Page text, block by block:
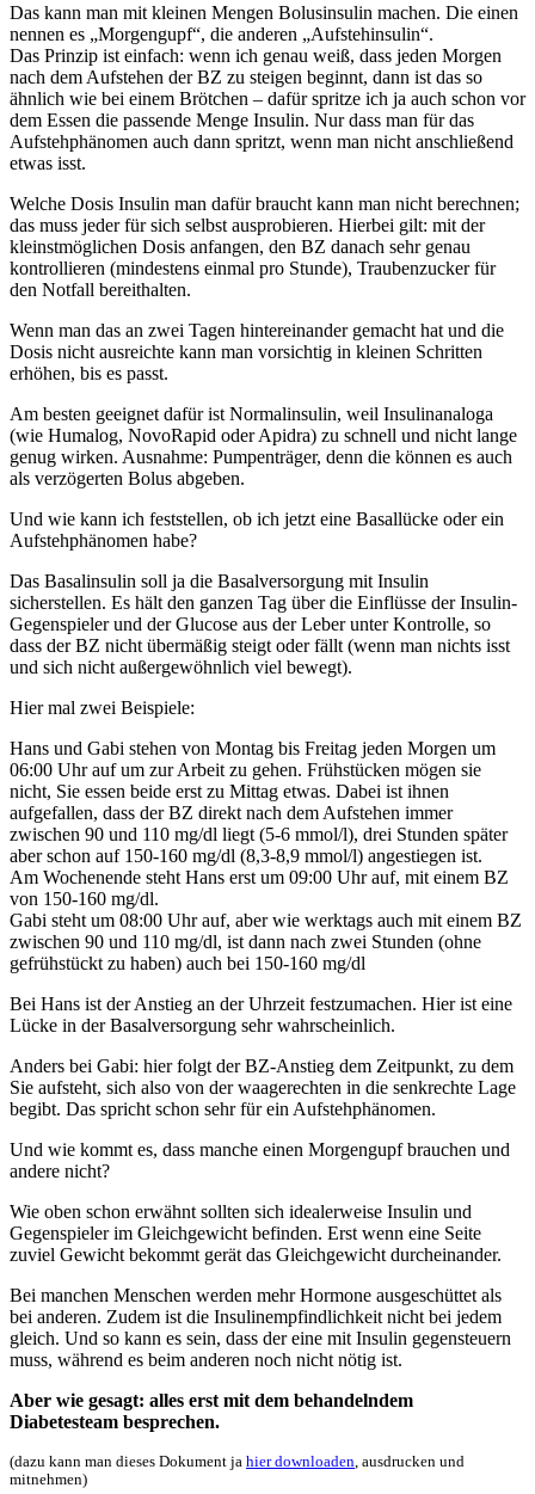
Das kann man mit kleinen Mengen Bolusinsulin machen. Die einen
nennen es „Morgengupf“, die anderen „Aufstehinsulin“.
Das Prinzip ist einfach: wenn ich genau weiß, dass jeden Morgen
nach dem Aufstehen der BZ zu steigen beginnt, dann ist das so
ähnlich wie bei einem Brötchen – dafür spritze ich ja auch schon vor
dem Essen die passende Menge Insulin. Nur dass man für das
Aufstehphänomen auch dann spritzt, wenn man nicht anschließend
etwas isst.
Welche Dosis Insulin man dafür braucht kann man nicht berechnen;
das muss jeder für sich selbst ausprobieren. Hierbei gilt: mit der
kleinstmöglichen Dosis anfangen, den BZ danach sehr genau
kontrollieren (mindestens einmal pro Stunde), Traubenzucker für
den Notfall bereithalten.
Wenn man das an zwei Tagen hintereinander gemacht hat und die
Dosis nicht ausreichte kann man vorsichtig in kleinen Schritten
erhöhen, bis es passt.
Am besten geeignet dafür ist Normalinsulin, weil Insulinanaloga
(wie Humalog, NovoRapid oder Apidra) zu schnell und nicht lange
genug wirken. Ausnahme: Pumpenträger, denn die können es auch
als verzögerten Bolus abgeben.
Und wie kann ich feststellen, ob ich jetzt eine Basallücke oder ein
Aufstehphänomen habe?
Das Basalinsulin soll ja die Basalversorgung mit Insulin
sicherstellen. Es hält den ganzen Tag über die Einflüsse der Insulin-
Gegenspieler und der Glucose aus der Leber unter Kontrolle, so
dass der BZ nicht übermäßig steigt oder fällt (wenn man nichts isst
und sich nicht außergewöhnlich viel bewegt).
Hier mal zwei Beispiele:
Hans und Gabi stehen von Montag bis Freitag jeden Morgen um
06:00 Uhr auf um zur Arbeit zu gehen. Frühstücken mögen sie
nicht, Sie essen beide erst zu Mittag etwas. Dabei ist ihnen
aufgefallen, dass der BZ direkt nach dem Aufstehen immer
zwischen 90 und 110 mg/dl liegt (5-6 mmol/l), drei Stunden später
aber schon auf 150-160 mg/dl (8,3-8,9 mmol/l) angestiegen ist.
Am Wochenende steht Hans erst um 09:00 Uhr auf, mit einem BZ
von 150-160 mg/dl.
Gabi steht um 08:00 Uhr auf, aber wie werktags auch mit einem BZ
zwischen 90 und 110 mg/dl, ist dann nach zwei Stunden (ohne
gefrühstückt zu haben) auch bei 150-160 mg/dl
Bei Hans ist der Anstieg an der Uhrzeit festzumachen. Hier ist eine
Lücke in der Basalversorgung sehr wahrscheinlich.
Anders bei Gabi: hier folgt der BZ-Anstieg dem Zeitpunkt, zu dem
Sie aufsteht, sich also von der waagerechten in die senkrechte Lage
begibt. Das spricht schon sehr für ein Aufstehphänomen.
Und wie kommt es, dass manche einen Morgengupf brauchen und
andere nicht?
Wie oben schon erwähnt sollten sich idealerweise Insulin und
Gegenspieler im Gleichgewicht befinden. Erst wenn eine Seite
zuviel Gewicht bekommt gerät das Gleichgewicht durcheinander.
Bei manchen Menschen werden mehr Hormone ausgeschüttet als
bei anderen. Zudem ist die Insulinempfindlichkeit nicht bei jedem
gleich. Und so kann es sein, dass der eine mit Insulin gegensteuern
muss, während es beim anderen noch nicht nötig ist.
Aber wie gesagt: alles erst mit dem behandelndem
Diabetesteam besprechen.
(dazu kann man dieses Dokument ja hier downloaden , ausdrucken und
mitnehmen)